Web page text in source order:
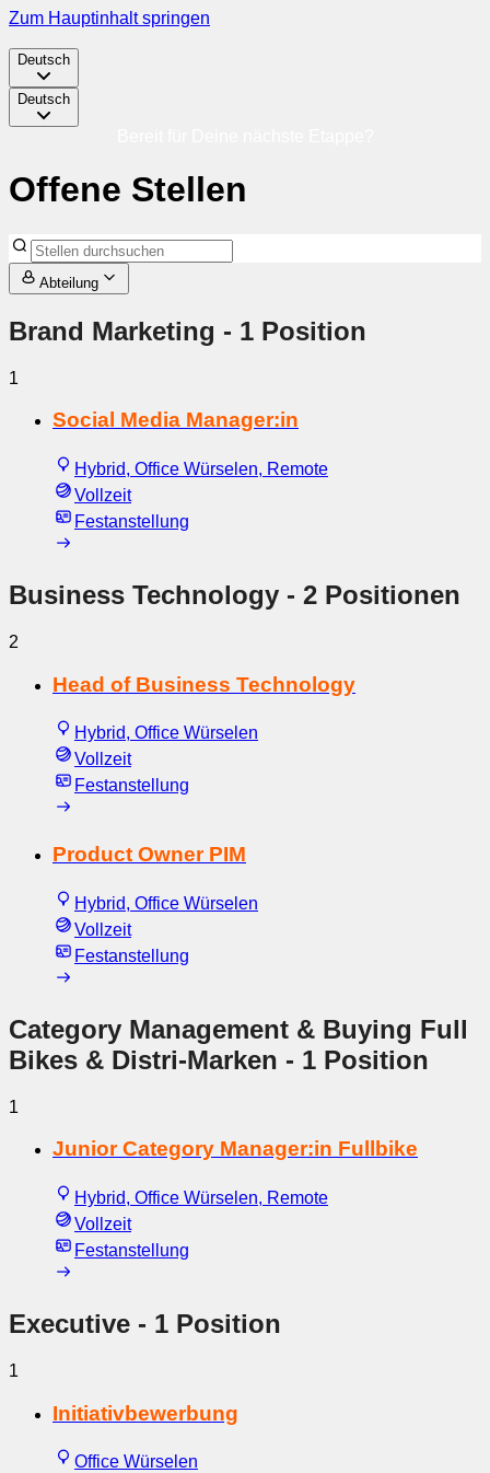
Zum Hauptinhalt springen
Deutsch
Deutsch
Offene Stellen
Abteilung
Brand Marketing - 1 Position
1
Social Media Manager:in
Hybrid, Office Würselen, Remote
Vollzeit
Festanstellung
Business Technology - 2 Positionen
2
Head of Business Technology
Hybrid, Office Würselen
Vollzeit
Festanstellung
Product Owner PIM
Hybrid, Office Würselen
Vollzeit
Festanstellung
Category Management & Buying Full
Bikes & Distri-Marken - 1 Position
1
Junior Category Manager:in Fullbike
Hybrid, Office Würselen, Remote
Vollzeit
Festanstellung
Executive - 1 Position
1
Initiativbewerbung
Office Würselen